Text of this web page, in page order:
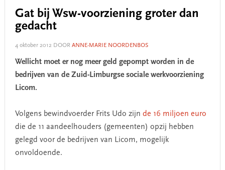
Gat bij Wsw-voorziening groter dan
gedacht
4 oktober 2012DOOR ANNE-MARIE NOORDENBOS
Wellicht moet er nog meer geld gepompt worden in de
bedrijven van de Zuid-Limburgse sociale werkvoorziening
Licom.
Volgens bewindvoerder Frits Udo zijn de 16 miljoen euro
die de 11 aandeelhouders (gemeenten) opzij hebben
gelegd voor de bedrijven van Licom, mogelijk
onvoldoende.